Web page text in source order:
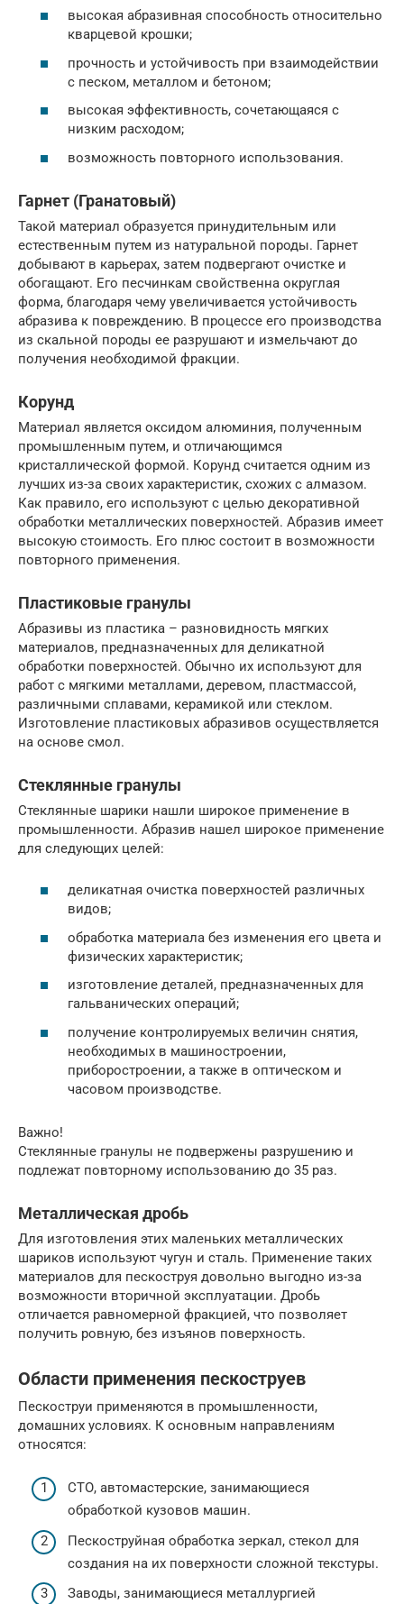
высокая абразивная способность относительно
кварцевой крошки;
прочность и устойчивость при взаимодействии
с песком, металлом и бетоном;
высокая эффективность, сочетающаяся с
низким расходом;
возможность повторного использования.
Гарнет (Гранатовый)
Такой материал образуется принудительным или
естественным путем из натуральной породы. Гарнет
добывают в карьерах, затем подвергают очистке и
обогащают. Его песчинкам свойственна округлая
форма, благодаря чему увеличивается устойчивость
абразива к повреждению. В процессе его производства
из скальной породы ее разрушают и измельчают до
получения необходимой фракции.
Корунд
Материал является оксидом алюминия, полученным
промышленным путем, и отличающимся
кристаллической формой. Корунд считается одним из
лучших из-за своих характеристик, схожих с алмазом.
Как правило, его используют с целью декоративной
обработки металлических поверхностей. Абразив имеет
высокую стоимость. Его плюс состоит в возможности
повторного применения.
Пластиковые гранулы
Абразивы из пластика – разновидность мягких
материалов, предназначенных для деликатной
обработки поверхностей. Обычно их используют для
работ с мягкими металлами, деревом, пластмассой,
различными сплавами, керамикой или стеклом.
Изготовление пластиковых абразивов осуществляется
на основе смол.
Стеклянные гранулы
Стеклянные шарики нашли широкое применение в
промышленности. Абразив нашел широкое применение
для следующих целей:
деликатная очистка поверхностей различных
видов;
обработка материала без изменения его цвета и
физических характеристик;
изготовление деталей, предназначенных для
гальванических операций;
получение контролируемых величин снятия,
необходимых в машиностроении,
приборостроении, а также в оптическом и
часовом производстве.
Важно!
Стеклянные гранулы не подвержены разрушению и
подлежат повторному использованию до 35 раз.
Металлическая дробь
Для изготовления этих маленьких металлических
шариков используют чугун и сталь. Применение таких
материалов для пескоструя довольно выгодно из-за
возможности вторичной эксплуатации. Дробь
отличается равномерной фракцией, что позволяет
получить ровную, без изъянов поверхность.
Области применения пескоструев
Пескоструи применяются в промышленности,
домашних условиях. К основным направлениям
относятся:
СТО, автомастерские, занимающиеся
обработкой кузовов машин.
Пескоструйная обработка зеркал, стекол для
создания на их поверхности сложной текстуры.
Заводы, занимающиеся металлургией